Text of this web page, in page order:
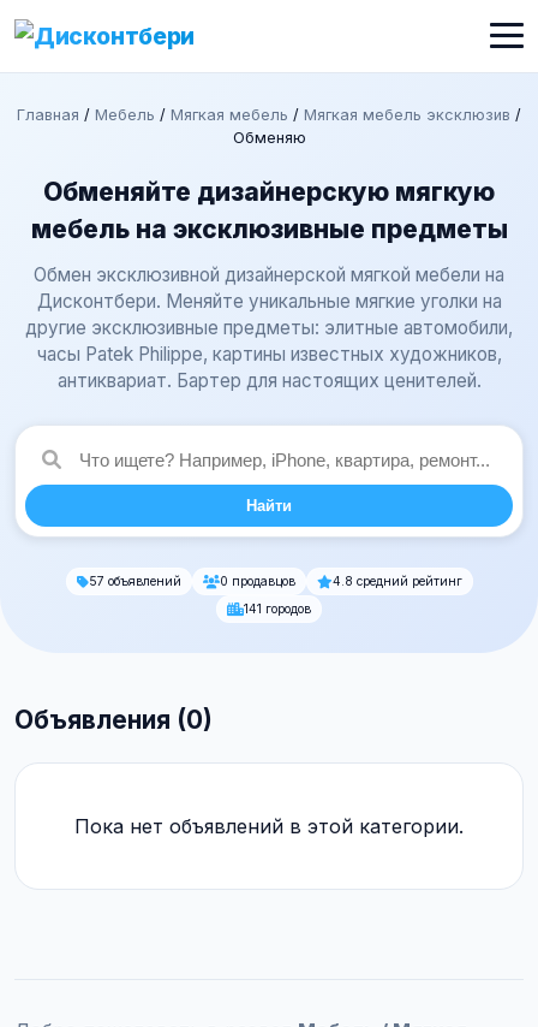
Главная / Мебель / Мягкая мебель / Мягкая мебель эксклюзив /
Обменяю
Обменяйте дизайнерскую мягкую
мебель на эксклюзивные предметы
Обмен эксклюзивной дизайнерской мягкой мебели на
Дисконтбери. Меняйте уникальные мягкие уголки на
другие эксклюзивные предметы: элитные автомобили,
часы Patek Philippe, картины известных художников,
антиквариат. Бартер для настоящих ценителей.
Найти
57 объявлений 0 продавцов
4.8 средний рейтинг
141 городов
Объявления (0)
Пока нет объявлений в этой категории.